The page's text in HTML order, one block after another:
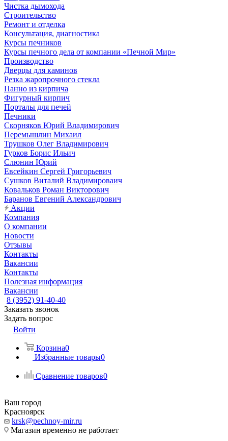
Чистка дымохода
Строительство
Ремонт и отделка
Консультация, диагностика
Курсы печников
Курсы печного дела от компании «Печной Мир»
Производство
Дверцы для каминов
Резка жаропрочного стекла
Панно из кирпича
Фигурный кирпич
Порталы для печей
Печники
Скорняков Юрий Владимирович
Перемышлин Михаил
Трушков Олег Владимирович
Гурков Борис Ильич
Слюнин Юрий
Евсейкин Сергей Григорьевич
Сушков Виталий Владимироваич
Ковальков Роман Викторович
Баранов Евгений Александрович
Акции
Компания
О компании
Новости
Отзывы
Контакты
Вакансии
Контакты
Полезная информация
Вакансии
8 (3952) 91-40-40
Заказать звонок
Задать вопрос
Войти
Корзина0
Избранные товары0
Сравнение товаров0
Ваш город
Красноярск
krsk@pechnoy-mir.ru
Магазин временно не работает